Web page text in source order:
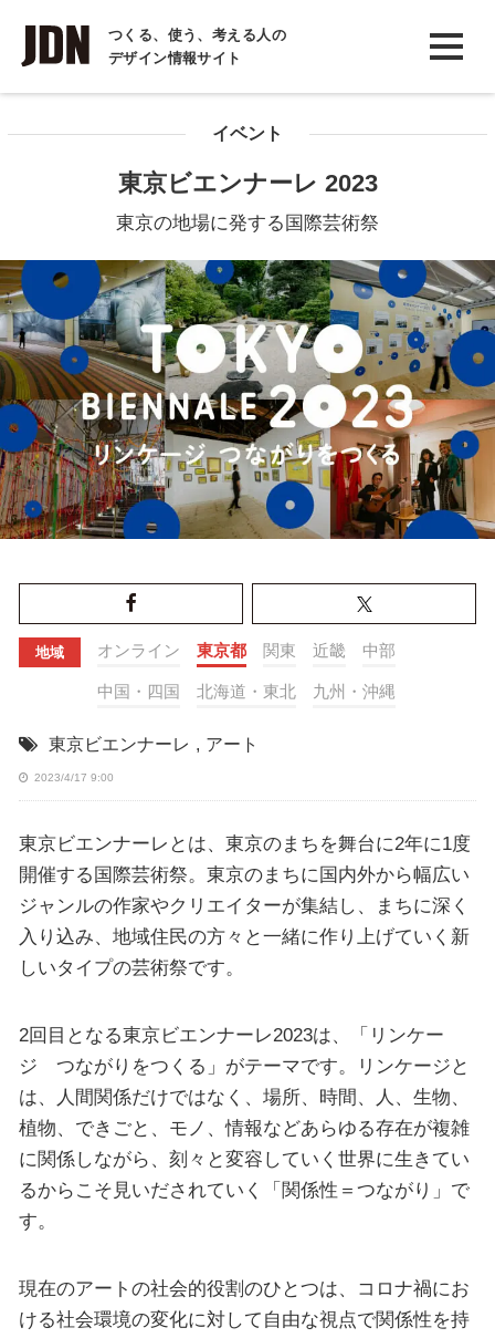
つくる、使う、考える人の
デザイン情報サイト
INTERVIEW
インタビュー
COLUMN
イベント
東京ビエンナーレ 2023
東京の地場に発する国際芸術祭
地域 オンライン 東京都 関東 近畿 中部
中国・四国 北海道・東北 九州・沖縄
東京ビエンナーレ , アート
2023/4/17 9:00
東京ビエンナーレとは、東京のまちを舞台に2年に1度
開催する国際芸術祭。東京のまちに国内外から幅広い
ジャンルの作家やクリエイターが集結し、まちに深く
入り込み、地域住民の方々と一緒に作り上げていく新
しいタイプの芸術祭です。
2回目となる東京ビエンナーレ2023は、「リンケー
ジ つながりをつくる」がテーマです。リンケージと
は、人間関係だけではなく、場所、時間、人、生物、
植物、できごと、モノ、情報などあらゆる存在が複雑
に関係しながら、刻々と変容していく世界に生きてい
るからこそ見いだされていく「関係性＝つながり」で
す。
現在のアートの社会的役割のひとつは、コロナ禍にお
ける社会環境の変化に対して自由な視点で関係性を持